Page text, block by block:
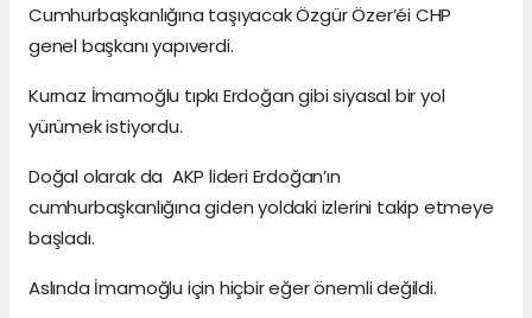
Cumhurbaşkanlığına taşıyacak Özgür Özer’éi CHP
genel başkanı yapıverdi.
Kurnaz İmamoğlu tıpkı Erdoğan gibi siyasal bir yol
yürümek istiyordu.
Doğal olarak da AKP lideri Erdoğan’ın
cumhurbaşkanlığına giden yoldaki izlerini takip etmeye
başladı.
Aslında İmamoğlu için hiçbir eğer önemli değildi.